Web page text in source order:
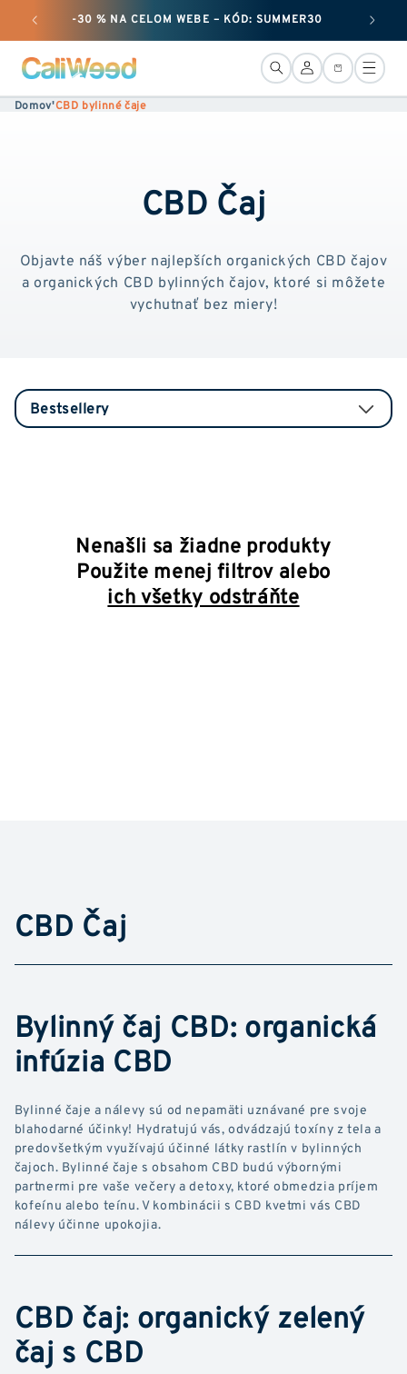
a prejsť
na obsah
-30 % NA CELOM WEBE – KÓD: SUMMER30
Pripojenie
Košík
Domov'CBD bylinné čaje
CBD Čaj
Objavte náš výber najlepších organických CBD čajov
a organických CBD bylinných čajov, ktoré si môžete
vychutnať bez miery!
Nenašli sa žiadne produkty
Použite menej filtrov alebo
ich všetky odstráňte
CBD Čaj
Bylinný čaj CBD: organická
infúzia CBD
Bylinné čaje a nálevy sú od nepamäti uznávané pre svoje
blahodarné účinky! Hydratujú vás, odvádzajú toxíny z tela a
predovšetkým využívajú účinné látky rastlín v bylinných
čajoch. Bylinné čaje s obsahom CBD budú výbornými
partnermi pre vaše večery a detoxy, ktoré obmedzia príjem
kofeínu alebo teínu. V kombinácii s CBD kvetmi vás CBD
nálevy účinne upokojia.
CBD čaj: organický zelený
čaj s CBD